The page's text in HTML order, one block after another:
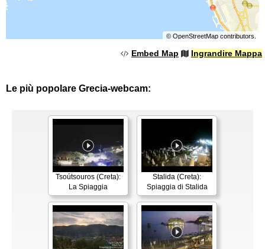
© OpenStreetMapcontributors.
Embed Map Ingrandire Mappa
Le più popolare Grecia-webcam:
Tsoútsouros (Creta):
La Spiaggia
Stalida (Creta):
Spiaggia di Stalida